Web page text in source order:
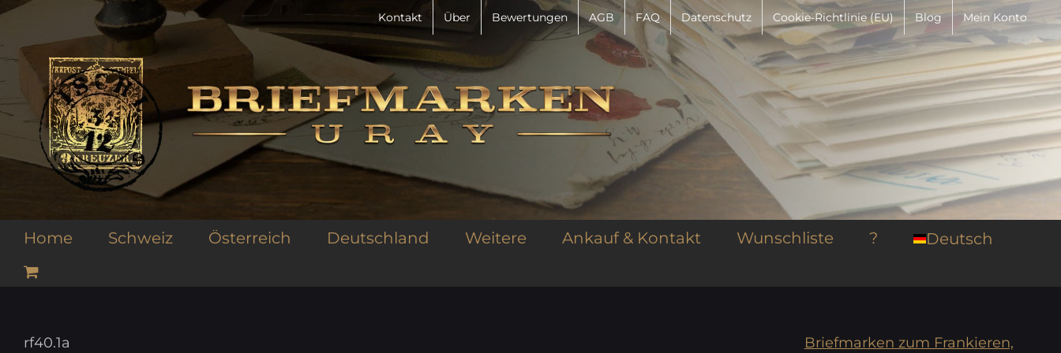
Zum
springen
Kontakt Über Bewertungen AGB FAQ Datenschutz Cookie-Richtlinie (EU) Blog Mein Konto
Home Schweiz Österreich Deutschland Weitere Ankauf & Kontakt Wunschliste ? Deutsch
rf40.1a
Briefmarken zum Frankieren,